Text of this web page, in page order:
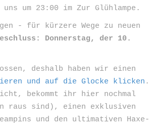
um 23:00 im Zur Glühlampe.
- für kürzere Wege zu neuen
Donnerstag, der 10.
deshalb haben wir einen
und auf die Glocke klicken .
bekommt ihr hier nochmal
raus sind), einen exklusiven
und den ultimativen Haxe-